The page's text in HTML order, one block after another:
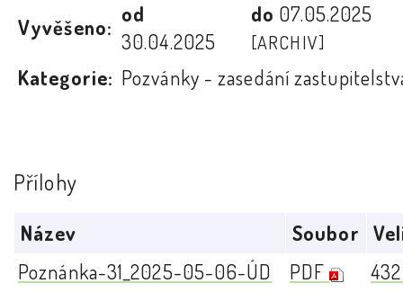
Vyvěšeno:
od
30.04.2025
do 07.05.2025
[ARCHIV]
Kategorie: Pozvánky - zasedání
Přílohy
Název Soubor
Poznánka-31_2025-05-06-ÚD
PDF